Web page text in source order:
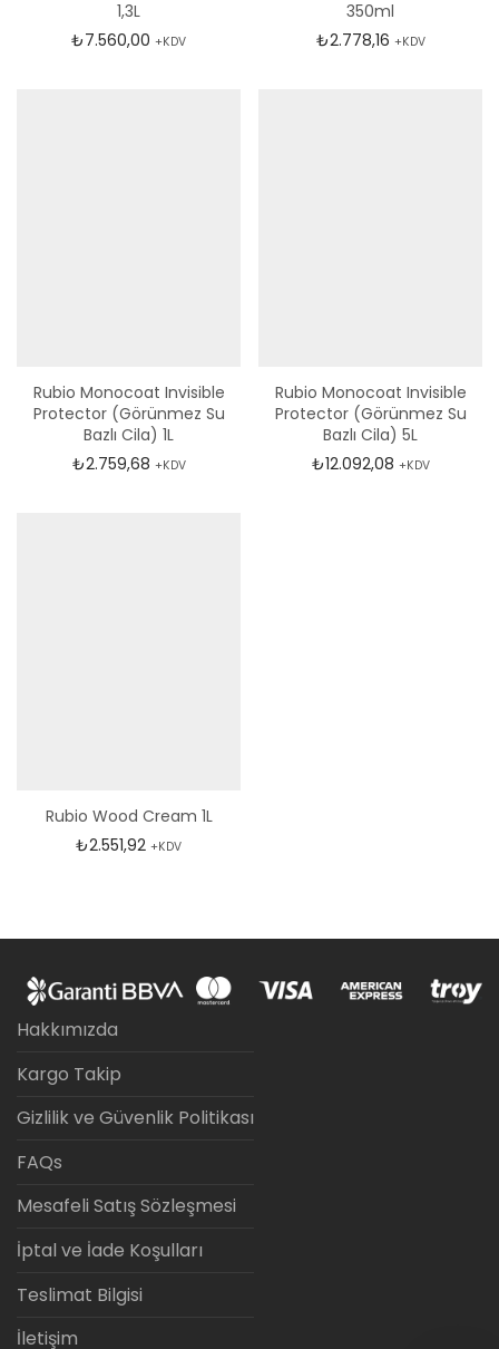
1,3L
₺7.560,00 +KDV
350ml
₺2.778,16 +KDV
Rubio Monocoat Invisible
Protector (Görünmez Su
Bazlı Cila) 1L
₺2.759,68 +KDV
Rubio Monocoat Invisible
Protector (Görünmez Su
Bazlı Cila) 5L
₺12.092,08 +KDV
Rubio Wood Cream 1L
₺2.551,92 +KDV
Hakkımızda
Kargo Takip
Gizlilik ve Güvenlik Politikası
FAQs
Mesafeli Satış Sözleşmesi
İptal ve İade Koşulları
Teslimat Bilgisi
İletişim